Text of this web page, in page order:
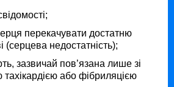
перекачувати достатню
(серцева недостатність);
зазвичай пов’язана лише зі
або фібриляцією